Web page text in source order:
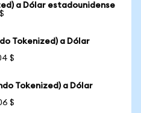
a Dólar estadounidense
Tokenized) a Dólar
$
Tokenized) a Dólar
$